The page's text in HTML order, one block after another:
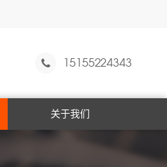
15155224343
关于我们